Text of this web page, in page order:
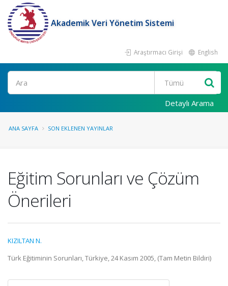
Akademik Veri Yönetim Sistemi
Araştırmacı Girişi English
Ara
Detaylı Arama
ANA SAYFA SON EKLENEN YAYINLAR
Eğitim Sorunları ve Çözüm
Önerileri
KIZILTAN N.
Türk Eğitiminin Sorunları, Türkiye, 24 Kasım 2005, (Tam Metin Bildiri)